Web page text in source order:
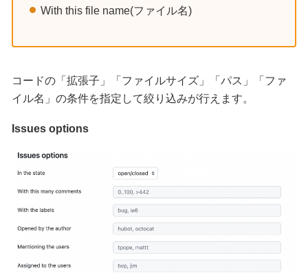
With this file name(ファイル名)
コードの「拡張子」「ファイルサイズ」「パス」「ファ
イル名」の条件を指定して絞り込みが行えます。
Issues options